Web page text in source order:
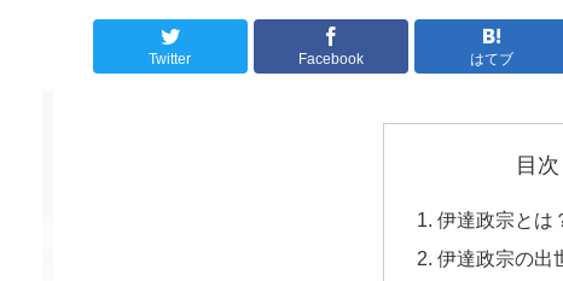
Twitter Facebook はてブ
目次
伊達政宗とは
伊達政宗の出